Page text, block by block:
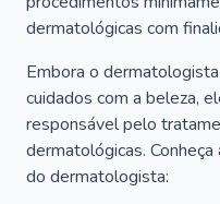
dermatológicas com
Embora o
cuidados com a beleza,
responsável pelo
dermatológicas.
do dermatologista: